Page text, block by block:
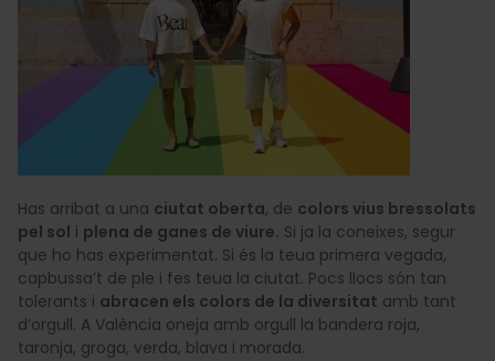
Has arribat a una ciutat oberta, de colors vius bressolats
pel sol i plena de ganes de viure. Si ja la coneixes, segur
que ho has experimentat. Si és la teua primera vegada,
capbussa’t de ple i fes teua la ciutat. Pocs llocs són tan
tolerants i abracen els colors de la diversitat amb tant
d’orgull. A València oneja amb orgull la bandera roja,
taronja, groga, verda, blava i morada.